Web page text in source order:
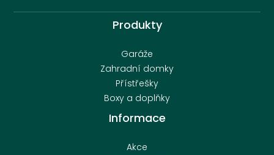
Produkty
Garáže
Zahradní domky
Přístřešky
Boxy a doplňky
Informace
Akce